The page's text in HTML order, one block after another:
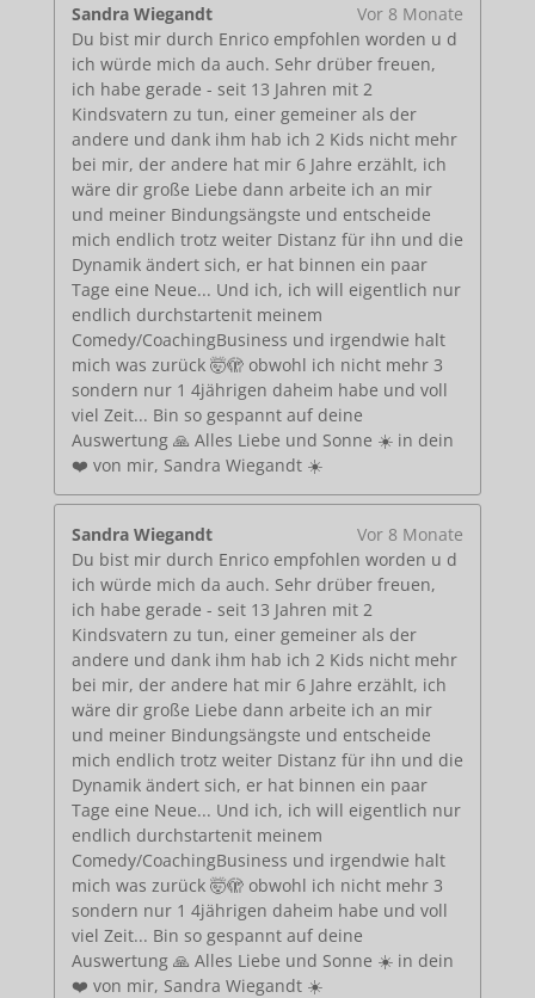
Sandra Wiegandt
Vor 8 Monate
Du bist mir durch Enrico empfohlen worden u d
ich würde mich da auch. Sehr drüber freuen,
ich habe gerade - seit 13 Jahren mit 2
Kindsvatern zu tun, einer gemeiner als der
andere und dank ihm hab ich 2 Kids nicht mehr
bei mir, der andere hat mir 6 Jahre erzählt, ich
wäre dir große Liebe dann arbeite ich an mir
und meiner Bindungsängste und entscheide
mich endlich trotz weiter Distanz für ihn und die
Dynamik ändert sich, er hat binnen ein paar
Tage eine Neue... Und ich, ich will eigentlich nur
endlich durchstartenit meinem
Comedy/CoachingBusiness und irgendwie halt
mich was zurück 🤯🫣 obwohl ich nicht mehr 3
sondern nur 1 4jährigen daheim habe und voll
viel Zeit... Bin so gespannt auf deine
Auswertung 🙏 Alles Liebe und Sonne ☀️ in dein
❤️ von mir, Sandra Wiegandt ☀️
Sandra Wiegandt
Vor 8 Monate
Du bist mir durch Enrico empfohlen worden u d
ich würde mich da auch. Sehr drüber freuen,
ich habe gerade - seit 13 Jahren mit 2
Kindsvatern zu tun, einer gemeiner als der
andere und dank ihm hab ich 2 Kids nicht mehr
bei mir, der andere hat mir 6 Jahre erzählt, ich
wäre dir große Liebe dann arbeite ich an mir
und meiner Bindungsängste und entscheide
mich endlich trotz weiter Distanz für ihn und die
Dynamik ändert sich, er hat binnen ein paar
Tage eine Neue... Und ich, ich will eigentlich nur
endlich durchstartenit meinem
Comedy/CoachingBusiness und irgendwie halt
mich was zurück 🤯🫣 obwohl ich nicht mehr 3
sondern nur 1 4jährigen daheim habe und voll
viel Zeit... Bin so gespannt auf deine
Auswertung 🙏 Alles Liebe und Sonne ☀️ in dein
❤️ von mir, Sandra Wiegandt ☀️